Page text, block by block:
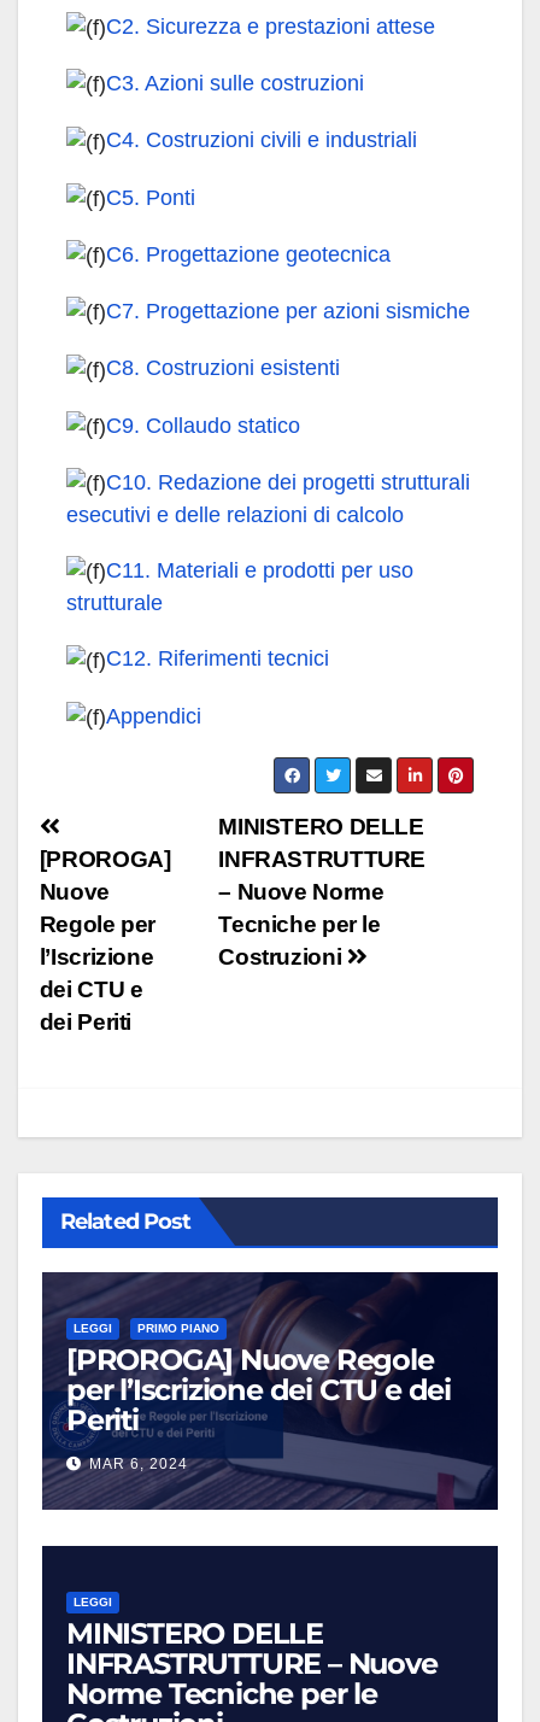
C2. Sicurezza e prestazioni attese
C3. Azioni sulle costruzioni
C4. Costruzioni civili e industriali
C5. Ponti
C6. Progettazione geotecnica
C7. Progettazione per azioni sismiche
C8. Costruzioni esistenti
C9. Collaudo statico
C10. Redazione dei progetti strutturali
esecutivi e delle relazioni di calcolo
C11. Materiali e prodotti per uso
strutturale
C12. Riferimenti tecnici
Appendici
Navigazione
articoli
MINISTERO DELLE
INFRASTRUTTURE
– Nuove Norme
Tecniche per le
Costruzioni
[PROROGA]
Nuove
Regole per
l’Iscrizione
dei CTU e
dei Periti
Related Post
LEGGI PRIMO PIANO
[PROROGA] Nuove Regole
per l’Iscrizione dei CTU e dei
Periti
MAR 6, 2024
LEGGI
MINISTERO DELLE
INFRASTRUTTURE – Nuove
Norme Tecniche per le